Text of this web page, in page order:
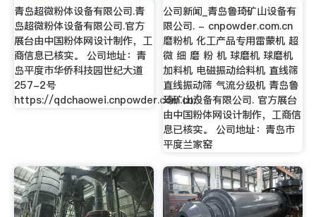
青岛超微粉体设备有限公司.青
岛超微粉体设备有限公司.官方
展台由中国粉体网设计制作，工
商信息已核实。 公司地址：青
岛平度市华侨科技园世纪大道
257-2号
https://qdchaowei.cnpowder.com.cn/
公司新闻_青岛鲁琦矿山设备有
限公司. - cnpowder.com.cn
磨粉机 化工产品专用雷蒙机 超
微 细 磨 粉 机 球磨机 球磨机
加料机 电磁振动给料机 直线筛
直线振动筛 气流分级机 青岛鲁
琦矿山设备有限公司. 官方展台
由中国粉体网设计制作，工商信
息已核实。 公司地址：青岛市
平度兰家窑